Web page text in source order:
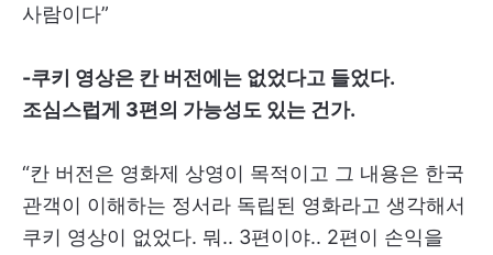
사람이다”
-쿠키 영상은 칸 버전에는 없었다고 들었다.
조심스럽게 3편의 가능성도 있는 건가.
“칸 버전은 영화제 상영이 목적이고 그 내용은 한국
관객이 이해하는 정서라 독립된 영화라고 생각해서
쿠키 영상이 없었다. 뭐.. 3편이야.. 2편이 손익을